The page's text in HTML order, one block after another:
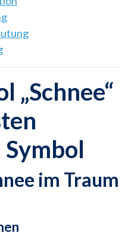
„Schnee“
im Traum